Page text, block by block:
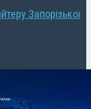
Запорізької